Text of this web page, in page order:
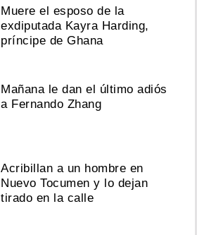
Muere el esposo de la
exdiputada Kayra Harding,
príncipe de Ghana
Mañana le dan el último adiós
a Fernando Zhang
Acribillan a un hombre en
Nuevo Tocumen y lo dejan
tirado en la calle